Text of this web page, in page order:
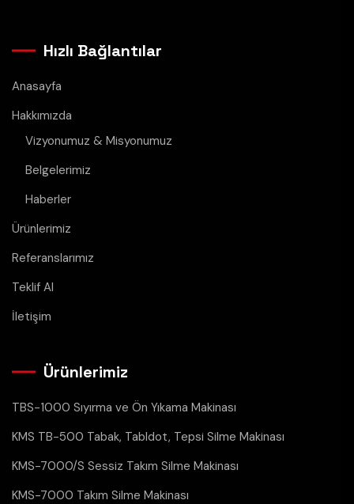
Hızlı Bağlantılar
Anasayfa
Hakkımızda
Vizyonumuz & Misyonumuz
Belgelerimiz
Haberler
Ürünlerimiz
Referanslarımız
Teklif Al
İletişim
Ürünlerimiz
TBS-1000 Sıyırma ve Ön Yıkama Makinası
KMS TB-500 Tabak, Tabldot, Tepsi Silme Makinası
KMS-7000/S Sessiz Takım Silme Makinası
KMS-7000 Takım Silme Makinası